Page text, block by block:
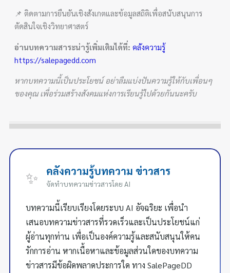
📌 ติดตามการยืนยันเชิงสังเกตและข้อมูลสถิติเพื่อสนับสนุนการ
ตัดสินใจเชิงวิทยาศาสตร์
อ่านบทความสาระน่ารู้เพิ่มเติมได้ที่: คลังความรู้
https://salepagedd.com
หากบทความนี้เป็นประโยชน์ อย่าลืมแบ่งปันความรู้ให้กับเพื่อนๆ
ของคุณ เพื่อร่วมสร้างสังคมแห่งการเรียนรู้ไปด้วยกันนะครับ
✨ คลังความรู้บทความ ข่าวสาร
จัดทำบทความข่าวสารโดย AI
บทความนี้เรียบเรียงโดยระบบ AI อัจฉริยะ เพื่อนำ
เสนอบทความข่าวสารที่รวดเร็วและเป็นประโยชน์แก่
ผู้อ่านทุกท่าน เพื่อเป็นองค์ความรู้และสนับสนุนให้คน
รักการอ่าน หากเนื้อหาและข้อมูลส่วนใดของบทความ
ข่าวสารมีข้อผิดพลาดประการใด ทาง SalePageDD